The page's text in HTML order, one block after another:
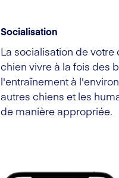
Socialisation
La socialisation de
chien vivre à la fois des
l'entraînement à
autres chiens et les
de manière appropriée.